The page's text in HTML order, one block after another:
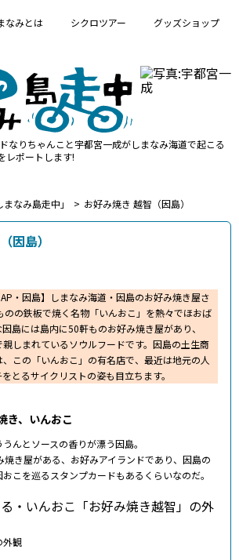
なみとは シクロツアー グッズショップ
なりちゃんこと宇都宮一成がしまなみ海道で起こる
レポートします!
なみ島走中」 お好み焼き 越智（因島）
因島）
・因島】しまなみ海道・因島のお好み焼き屋さ
のの鉄板で焼く名物「いんおこ」を熱々でほおば
島には島内に50軒ものお好み焼き屋があり、
親しまれているソウルフードです。因島の土生商
この「いんおこ」の有名店で、最近は地元の人
とるサイクリストの姿も目立ちます。
き、いんおこ
んとソースの香りが漂う因島。
焼き屋がある、お好みアイランドであり、因島の
こを巡るスタンプカードもあるくらいなのだ。
外観